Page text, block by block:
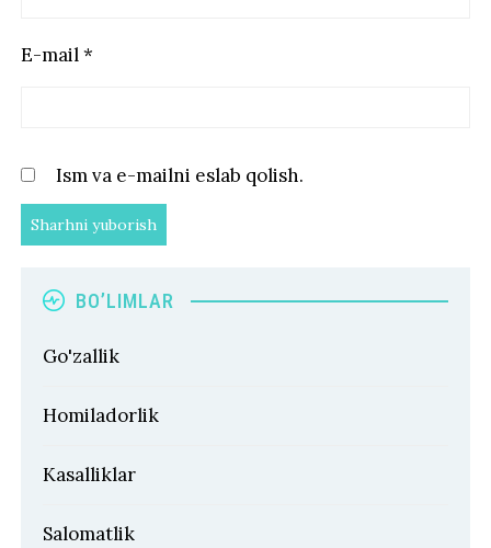
E-mail*
Ism va e-mailni eslab qolish.
BO’LIMLAR
Go'zallik
Homiladorlik
Kasalliklar
Salomatlik